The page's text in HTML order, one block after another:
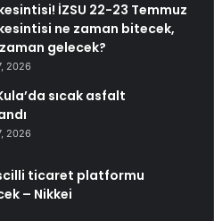
İZSU 22-23 Temmuz
ne zaman bitecek,
gelecek?
2026
sıcak asfalt
2026
ticaret platformu
– Nikkei